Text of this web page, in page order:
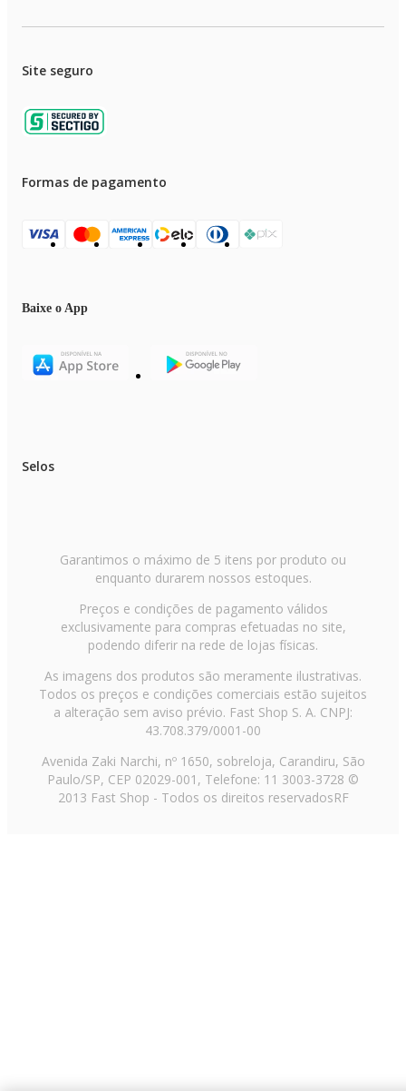
Site seguro
Formas de pagamento
Baixe o App
Selos
Garantimos o máximo de 5 itens por produto ou
enquanto durarem nossos estoques.
Preços e condições de pagamento válidos
exclusivamente para compras efetuadas no site,
podendo diferir na rede de lojas físicas.
As imagens dos produtos são meramente ilustrativas.
Todos os preços e condições comerciais estão sujeitos
a alteração sem aviso prévio. Fast Shop S. A. CNPJ:
43.708.379/0001-00
Avenida Zaki Narchi, nº 1650, sobreloja, Carandiru, São
Paulo/SP, CEP 02029-001, Telefone: 11 3003-3728 ©
2013 Fast Shop - Todos os direitos reservadosRF